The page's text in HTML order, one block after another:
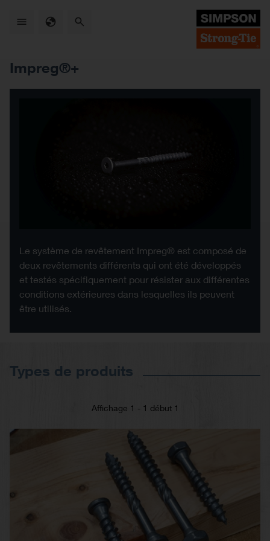
Impreg®+
Le système de revêtement Impreg® est composé de
deux revêtements différents qui ont été développés
et testés spécifiquement pour résister aux différentes
conditions extérieures dans lesquelles ils peuvent
être utilisés.
Types de produits
Affichage 1 - 1 début 1